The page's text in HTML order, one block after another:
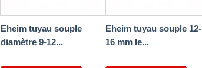
Eheim tuyau souple
diamètre 9-12...
Eheim tuyau souple 12-
16 mm le...